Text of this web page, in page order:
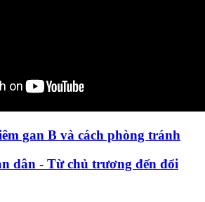
gan B và cách phòng tránh
dân - Từ chủ trương đến đổi